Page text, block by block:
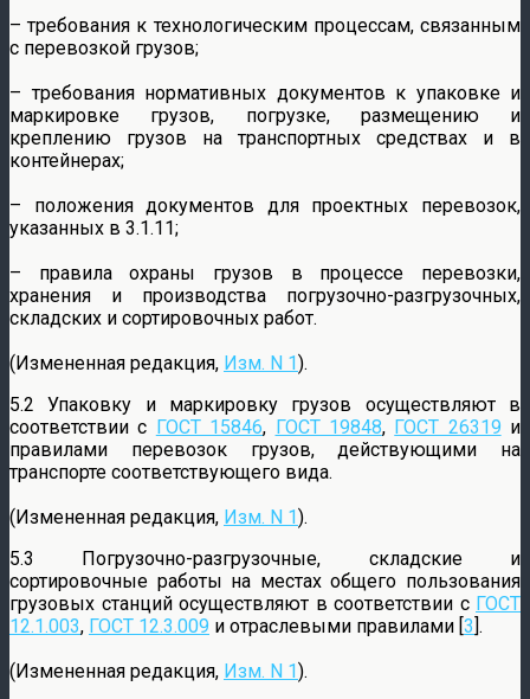
– требования к технологическим процессам, связанным
с перевозкой грузов;
– требования нормативных документов к упаковке и
маркировке грузов, погрузке, размещению и
креплению грузов на транспортных средствах и в
контейнерах;
– положения документов для проектных перевозок,
указанных в 3.1.11;
– правила охраны грузов в процессе перевозки,
хранения и производства погрузочно-разгрузочных,
складских и сортировочных работ.
(Измененная редакция, Изм. N 1).
5.2 Упаковку и маркировку грузов осуществляют в
соответствии с ГОСТ 15846, ГОСТ 19848, ГОСТ 26319 и
правилами перевозок грузов, действующими на
транспорте соответствующего вида.
(Измененная редакция, Изм. N 1).
5.3 Погрузочно-разгрузочные, складские и
сортировочные работы на местах общего пользования
грузовых станций осуществляют в соответствии с ГОСТ
12.1.003, ГОСТ 12.3.009 и отраслевыми правилами [3].
(Измененная редакция, Изм. N 1).